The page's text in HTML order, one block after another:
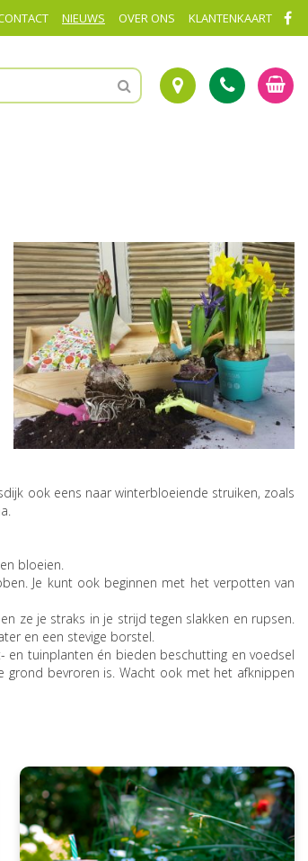
NIEUWS OVER ONS KLANTENKAART
ook eens naar winterbloeiende struiken, zoals
bloeien.
Je kunt ook beginnen met het verpotten van
ze je straks in je strijd tegen slakken en rupsen.
en een stevige borstel.
en tuinplanten én bieden beschutting en voedsel
grond bevroren is. Wacht ook met het afknippen